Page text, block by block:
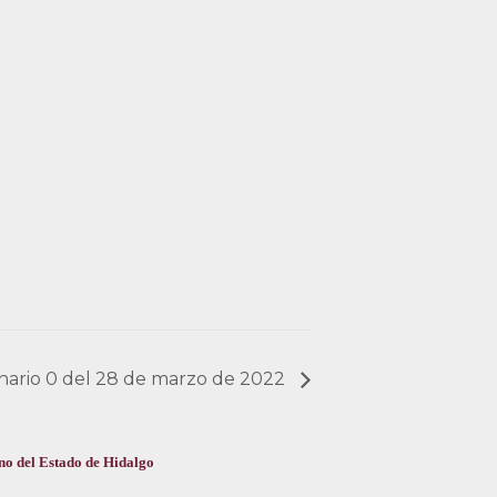
0 del 28 de marzo de 2022
del Estado de Hidalgo